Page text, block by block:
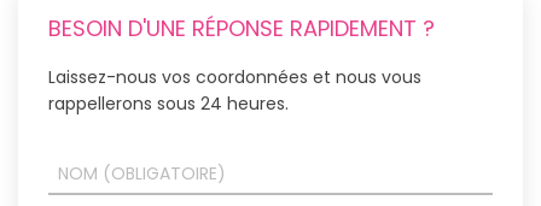
BESOIN D'UNE RÉPONSE RAPIDEMENT ?
Laissez-nous vos coordonnées et nous vous
rappellerons sous 24 heures.